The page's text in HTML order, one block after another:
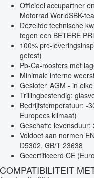
Officieel accupartner
Motorrad WorldSBK-
Dezelfde technische
tegen een BETERE
100% pre-
getest)
Pb-Ca-roosters met
Minimale interne
Gesloten AGM - in
Trillingbestendig:
Bedrijfstemperatuur: -
Europees klimaat)
Geschatte levensduur:
Voldoet aan normen
D5302, GB/T 23638
Gecertificeerd CE
COMPATIBILITEIT